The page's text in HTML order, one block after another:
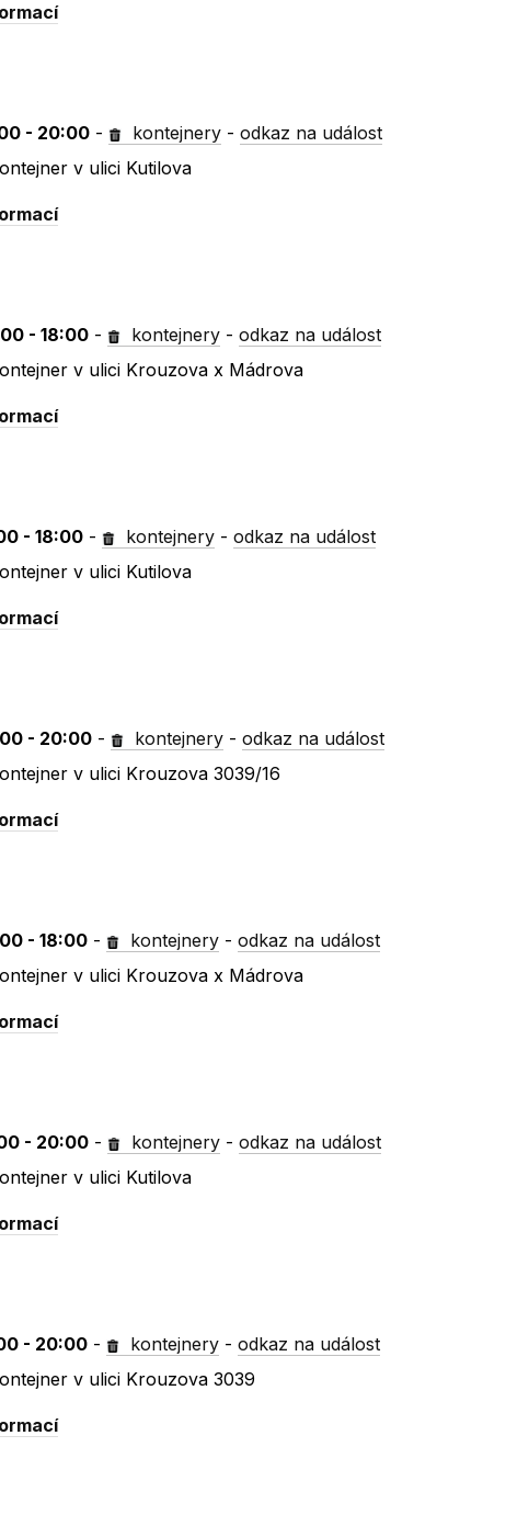
- 20:00 - kontejnery -odkaz na událost
v ulici Kutilova
- 18:00 - kontejnery -odkaz na událost
v ulici Krouzova x Mádrova
- 18:00 - kontejnery -odkaz na událost
v ulici Kutilova
- 20:00 - kontejnery -odkaz na událost
v ulici Krouzova 3039/16
- 18:00 - kontejnery -odkaz na událost
v ulici Krouzova x Mádrova
- 20:00 - kontejnery -odkaz na událost
v ulici Kutilova
- 20:00 - kontejnery -odkaz na událost
v ulici Krouzova 3039